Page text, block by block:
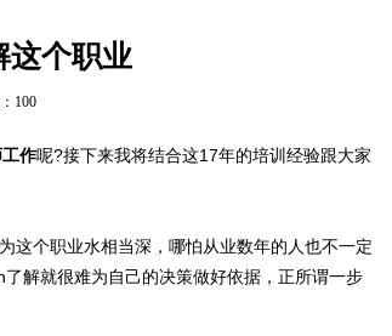
这个职业
100
作呢?接下来我将结合这17年的培训经验跟大家
个职业水相当深，哪怕从业数年的人也不一定
解就很难为自己的决策做好依据，正所谓一步